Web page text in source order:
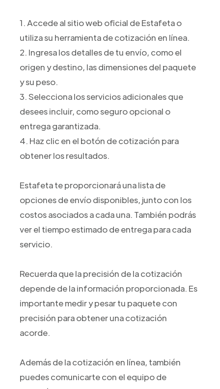
1. Accede al sitio web oficial de Estafeta o
utiliza su herramienta de cotización en línea.
2. Ingresa los detalles de tu envío, como el
origen y destino, las dimensiones del paquete
y su peso.
3. Selecciona los servicios adicionales que
desees incluir, como seguro opcional o
entrega garantizada.
4. Haz clic en el botón de cotización para
obtener los resultados.
Estafeta te proporcionará una lista de
opciones de envío disponibles, junto con los
costos asociados a cada una. También podrás
ver el tiempo estimado de entrega para cada
servicio.
Recuerda que la precisión de la cotización
depende de la información proporcionada. Es
importante medir y pesar tu paquete con
precisión para obtener una cotización
acorde.
Además de la cotización en línea, también
puedes comunicarte con el equipo de